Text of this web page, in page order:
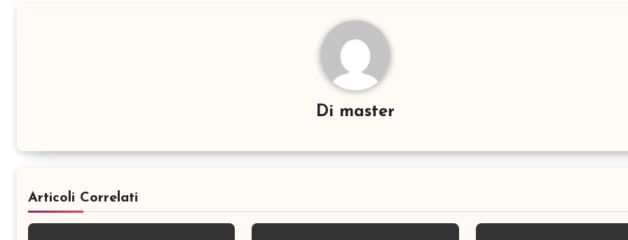
Di master
Articoli Correlati